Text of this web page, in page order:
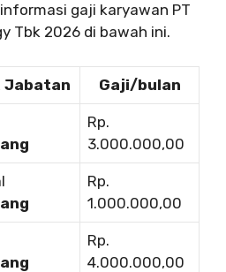
gaji karyawan PT
Tbk 2026 di bawah ini.
Jabatan Gaji/bulan
Rp.
3.000.000,00
Rp.
1.000.000,00
Rp.
4.000.000,00